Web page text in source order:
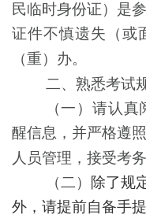
民临时身份证）是
证件不慎遗失（或
（重）办。
二、熟悉考试
（一）请认
醒信息，并严格遵
人员管理，接受考
（二）
除了规
外，请提前自备手